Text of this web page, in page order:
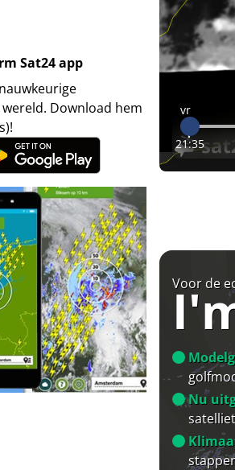
Sat24 app
Download hem
vr
21:35
Voor de
Nu